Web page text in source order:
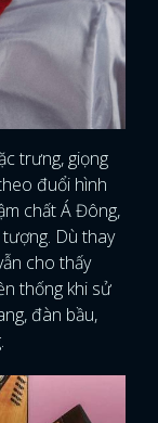
trưng, giọng
đuổi hình
chất Á Đông,
Dù thay
cho thấy
thống khi sử
đàn bầu,